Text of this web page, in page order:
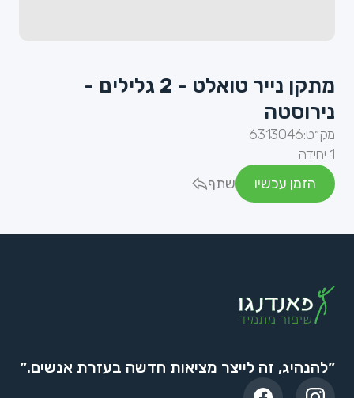
מתקן נייר טואלט - 2 גלילים -
נירוסטה
מק״ט:6313046
1 יחידה
הזמן עכשיו
שתף
״להנהיג, זה לייצר מציאות חדשה בעזרת אנשים.״